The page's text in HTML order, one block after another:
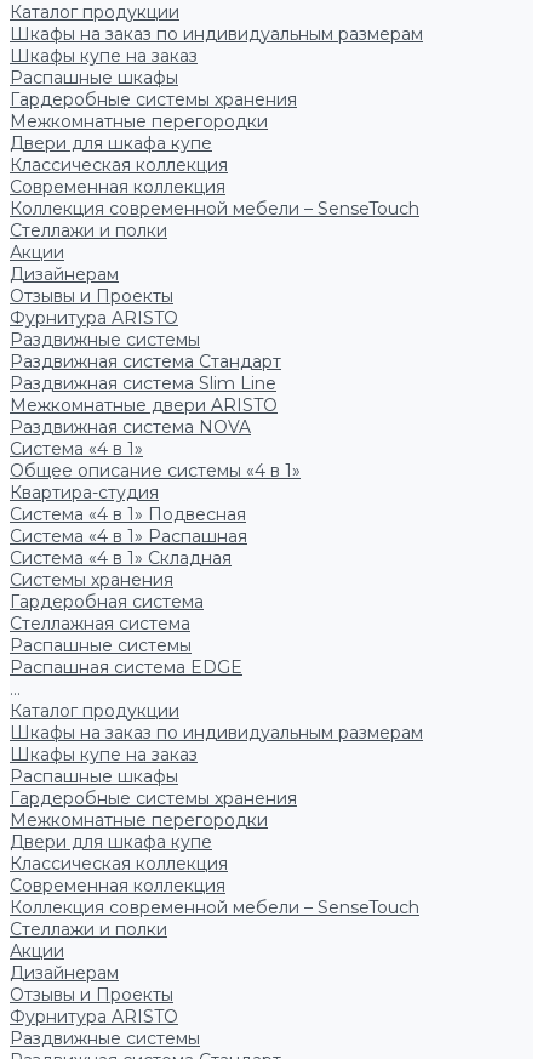
Каталог продукции
Шкафы на заказ по индивидуальным размерам
Шкафы купе на заказ
Распашные шкафы
Гардеробные системы хранения
Межкомнатные перегородки
Двери для шкафа купе
Классическая коллекция
Современная коллекция
Коллекция современной мебели – SenseTouch
Стеллажи и полки
Акции
Дизайнерам
Отзывы и Проекты
Фурнитура ARISTO
Раздвижные системы
Раздвижная система Стандарт
Раздвижная система Slim Line
Межкомнатные двери ARISTO
Раздвижная система NOVA
Система «4 в 1»
Общее описание системы «4 в 1»
Квартира-студия
Система «4 в 1» Подвесная
Система «4 в 1» Распашная
Система «4 в 1» Складная
Системы хранения
Гардеробная система
Стеллажная система
Распашные системы
Распашная система EDGE
...
Каталог продукции
Шкафы на заказ по индивидуальным размерам
Шкафы купе на заказ
Распашные шкафы
Гардеробные системы хранения
Межкомнатные перегородки
Двери для шкафа купе
Классическая коллекция
Современная коллекция
Коллекция современной мебели – SenseTouch
Стеллажи и полки
Акции
Дизайнерам
Отзывы и Проекты
Фурнитура ARISTO
Раздвижные системы